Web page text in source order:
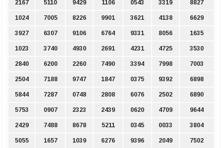
2167 5110 9429 1106 0543 3319 8827
1024 7005 8226 9901 3621 4138 6629
3927 6307 9106 6764 9331 8056 1635
1023 3740 4930 2691 4231 4725 3530
2840 6200 2260 7490 3394 7998 7003
2504 7188 9747 1847 0375 9392 6898
5844 7287 0748 2808 6076 2502 6890
5753 0907 2323 2439 0620 4709 9644
2429 7488 8678 5211 0345 0033 3804
5055 1657 1039 6276 9396 2049 7502